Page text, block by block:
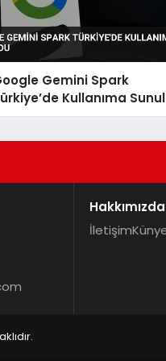
Gemini Spark
Kullanıma
Hakkımızda
İletişim